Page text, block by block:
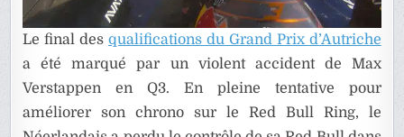
Le final desqualifications du Grand Prix d’Autriche
a été marqué par un violent accident de Max
Verstappen en Q3. En pleine tentative pour
améliorer son chrono sur le Red Bull Ring, le